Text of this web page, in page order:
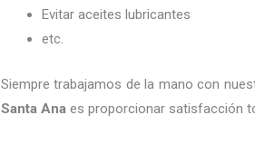
Evitar aceites lubricantes
etc.
Siempre trabajamos de la mano con
Santa Ana es proporcionar satisfacción